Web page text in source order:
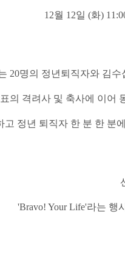
12월 12일 (화)
20명의 정년퇴직자와 김
의 격려사 및 축사에 이어
고 정년 퇴직자 한 분 한 분
'Bravo! Your Life'라는 행